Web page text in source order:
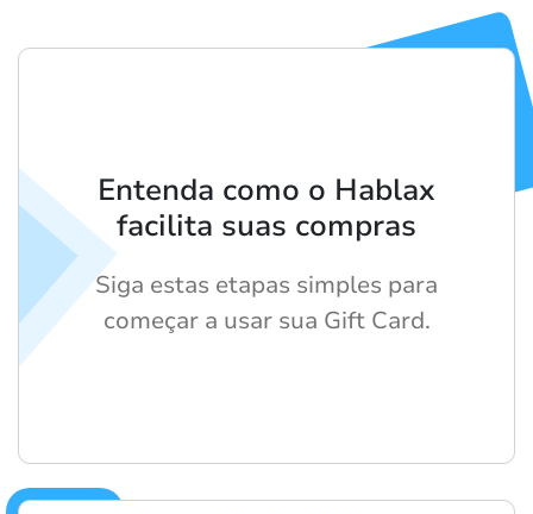
Entenda como o Hablax
facilita suas compras
Siga estas etapas simples para
começar a usar sua Gift Card.